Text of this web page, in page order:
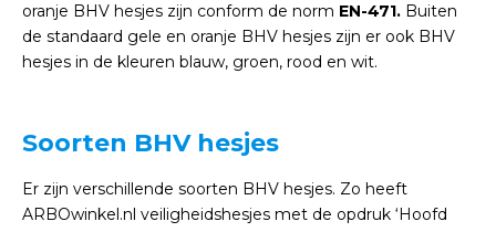
oranje BHV hesjes zijn conform de norm EN-471. Buiten
de standaard gele en oranje BHV hesjes zijn er ook BHV
hesjes in de kleuren blauw, groen, rood en wit.
Soorten BHV hesjes
Er zijn verschillende soorten BHV hesjes. Zo heeft
ARBOwinkel.nl veiligheidshesjes met de opdruk ‘Hoofd